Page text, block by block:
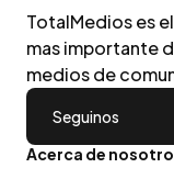
TotalMedios es
mas importante
medios de
Seguinos
Acerca de